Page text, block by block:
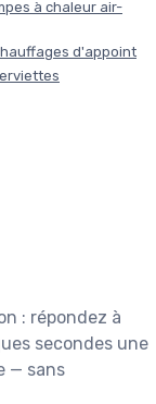
à chaleur air-
d'appoint
: répondez à
secondes une
— sans